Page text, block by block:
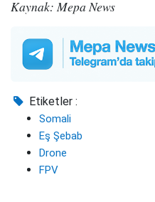
Kaynak: Mepa News
Etiketler :
Somali
Eş Şebab
Drone
FPV